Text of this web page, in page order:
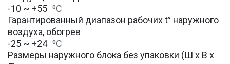
-10 ~ +55 ⁰С
Гарантированный диапазон рабочих t° наружного
воздуха, обогрев
-25 ~ +24 ⁰С
Размеры наружного блока без упаковки (Ш х В х